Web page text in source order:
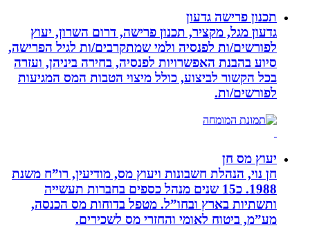
תכנון פרישה גדעון
גדעון מגל, מקציר, תכנון פרישה, דרום השרון, יעוץ
לפורשים/ות לפנסיה ולמי שמתקרבים/ות לגיל הפרישה,
סיוע בהבנת האפשרויות לפנסיה, בחירה ביניהן, ועזרה
בכל הקשור לביצוע, כולל מיצוי הטבות המס המגיעות
לפורשים/ות.
יעוץ מס חן
חן נוי, הנהלת חשבונות ויעוץ מס, מודיעין, רו”ח משנת
1988. כ15 שנים מנהל כספים בחברות תעשייה
ותשתיות בארץ ובחו”ל. מטפל בדוחות מס הכנסה,
מע”מ, ביטוח לאומי והחזרי מס לשכירים.